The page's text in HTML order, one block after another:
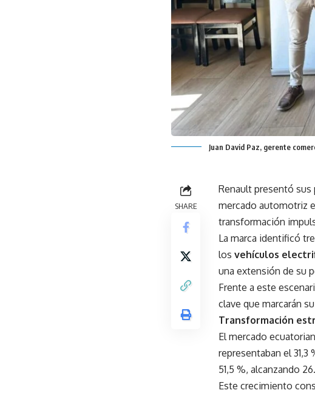
Juan David Paz, gerente
SHARE
Renault presentó
mercado automotriz
transformación
La marca identificó
los vehículos
una extensión de su
Frente a este
clave que marcarán
Transformación
El mercado
representaban el
51,5 %, alcanzando
Este crecimiento